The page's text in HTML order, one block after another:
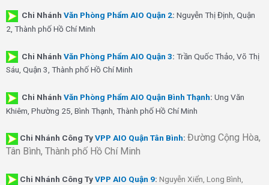
Chi Nhánh Văn Phòng Phẩm AIO Quận 2: Nguyễn Thị Định, Quận
2, Thành phố Hồ Chí Minh
Chi Nhánh Văn Phòng Phẩm AIO Quận 3: Trần Quốc Thảo, Võ Thị
Sáu, Quận 3, Thành phố Hồ Chí Minh
Chi Nhánh Văn Phòng Phẩm AIO Quận Bình Thạnh: Ung Văn
Khiêm, Phường 25, Bình Thạnh, Thành phố Hồ Chí Minh
Chi Nhánh Công TyVPP AIO Quận Tân Bình: Đường Cộng Hòa,
Tân Bình, Thành phố Hồ Chí Minh
Chi Nhánh Công TyVPP AIO Quận 9: Nguyễn Xiển, Long Bình,